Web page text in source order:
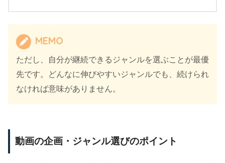
MEMO
ただし、自分が継続できるジャンルを選ぶことが最優
先です。どんなに伸びやすいジャンルでも、続けられ
なければ意味がありません。
動画の企画・ジャンル選びのポイント